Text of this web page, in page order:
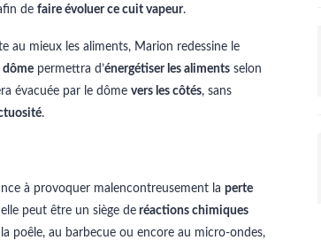
de faire évoluer ce cuit vapeur.
au mieux les aliments, Marion redessine le
dôme permettra d’énergétiser les aliments selon
évacuée par le dôme vers les côtés, sans
.
à provoquer malencontreusement la perte
peut être un siège de réactions chimiques
poêle, au barbecue ou encore au micro-ondes,